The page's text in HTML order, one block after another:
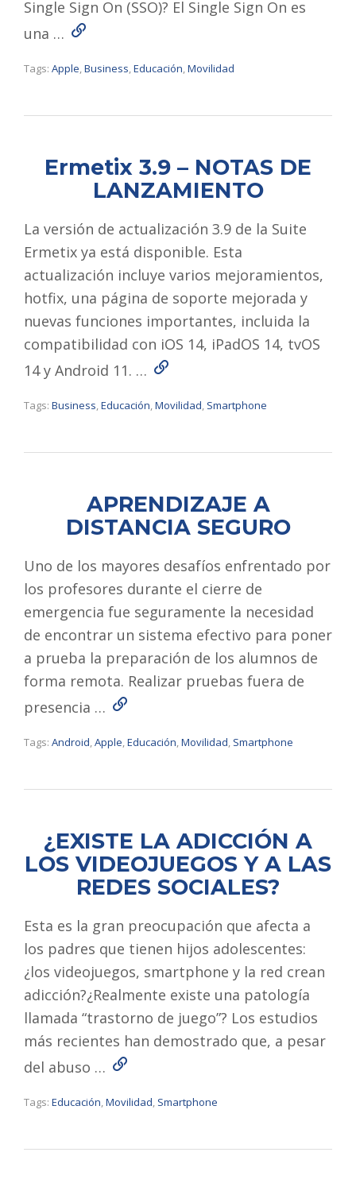
Single Sign On (SSO)? El Single Sign On es
una … Read More
Tags: Apple,Business,Educación,Movilidad
Ermetix 3.9 – NOTAS DE
LANZAMIENTO
La versión de actualización 3.9 de la Suite
Ermetix ya está disponible. Esta
actualización incluye varios mejoramientos,
hotfix, una página de soporte mejorada y
nuevas funciones importantes, incluida la
compatibilidad con iOS 14, iPadOS 14, tvOS
14 y Android 11. … Read More
Tags: Business,Educación,Movilidad, Smartphone
APRENDIZAJE A
DISTANCIA SEGURO
Uno de los mayores desafíos enfrentado por
los profesores durante el cierre de
emergencia fue seguramente la necesidad
de encontrar un sistema efectivo para poner
a prueba la preparación de los alumnos de
forma remota. Realizar pruebas fuera de
presencia … Read More
Tags: Android,Apple,Educación,Movilidad, Smartphone
¿EXISTE LA ADICCIÓN A
LOS VIDEOJUEGOS Y A LAS
REDES SOCIALES?
Esta es la gran preocupación que afecta a
los padres que tienen hijos adolescentes:
¿los videojuegos, smartphone y la red crean
adicción?¿Realmente existe una patología
llamada “trastorno de juego”? Los estudios
más recientes han demostrado que, a pesar
del abuso … Read More
Tags: Educación,Movilidad, Smartphone